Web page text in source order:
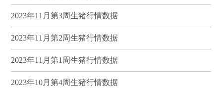
2023年11月第3周生猪行情数据
2023年11月第2周生猪行情数据
2023年11月第1周生猪行情数据
2023年10月第4周生猪行情数据